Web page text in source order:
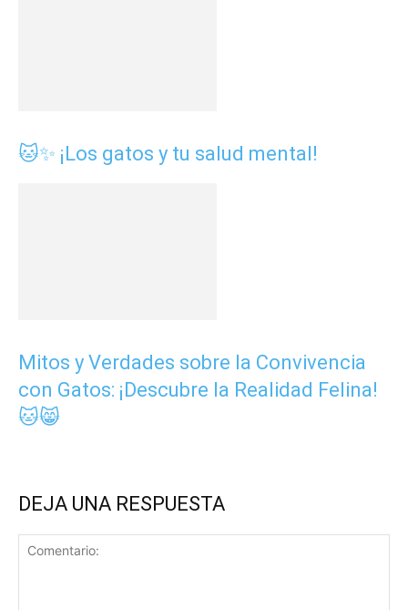
🐱✨ ¡Los gatos y tu salud mental!
Mitos y Verdades sobre la Convivencia
con Gatos: ¡Descubre la Realidad Felina!
🐱😸
DEJA UNA RESPUESTA